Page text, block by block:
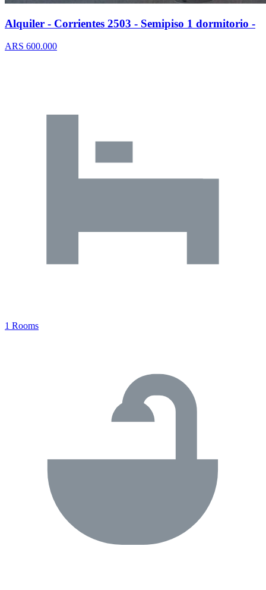
Alquiler - Corrientes 2503 - Semipiso 1 dormitorio -
ARS 600.000
1 Rooms